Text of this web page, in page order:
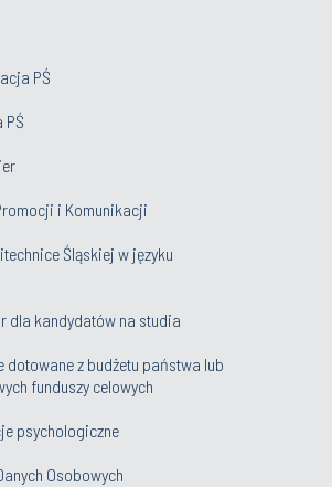
PŚ
PŚ
i Komunikacji
Śląskiej w języku
dla kandydatów na studia
dotowane z budżetu państwa lub
funduszy celowych
psychologiczne
Osobowych